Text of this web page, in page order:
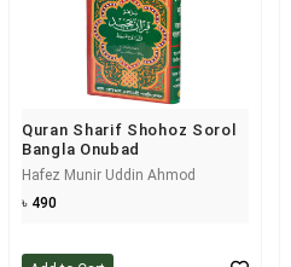
Quran Sharif Shohoz Sorol
Bangla Onubad
Hafez Munir Uddin Ahmod
৳ 490